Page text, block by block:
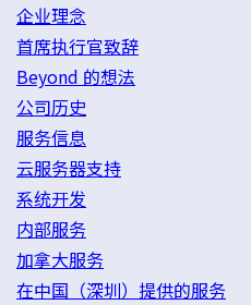
企业理念
首席执行官致辞
Beyond 的想法
公司历史
服务信息
云服务器支持
系统开发
内部服务
加拿大服务
在中国（深圳）提供的服务